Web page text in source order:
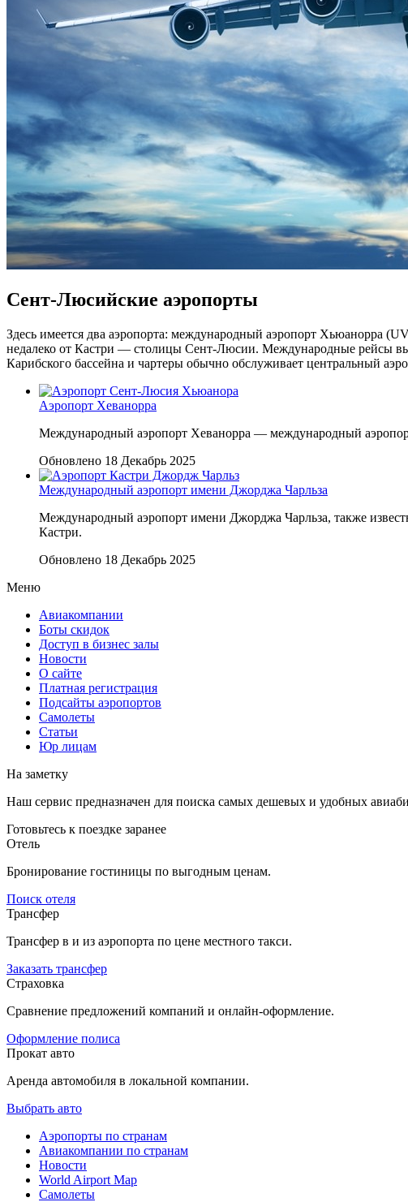
Сент-Люсийские аэропорты
Здесь имеется два аэропорта: международный аэропорт Хьюанорра
недалеко от Кастри — столицы Сент-Люсии. Международные рейсы
Карибского бассейна и чартеры обычно обслуживает центральный
Аэропорт Хеванорра
Международный аэропорт Хеванорра — международный
Обновлено 18 Декабрь 2025
Международный аэропорт имени Джорджа Чарльза
Международный аэропорт имени Джорджа Чарльза, также
Кастри.
Обновлено 18 Декабрь 2025
Меню
Авиакомпании
Боты скидок
Доступ в бизнес залы
Новости
О сайте
Платная регистрация
Подсайты аэропортов
Самолеты
Статьи
Юр лицам
На заметку
Наш сервис предназначен для поиска самых дешевых и удобных
Готовьтесь к поездке заранее
Отель
Бронирование гостиницы по выгодным ценам.
Поиск отеля
Трансфер
Трансфер в и из аэропорта по цене местного такси.
Заказать трансфер
Страховка
Сравнение предложений компаний и онлайн-оформление.
Оформление полиса
Прокат авто
Аренда автомобиля в локальной компании.
Выбрать авто
Аэропорты по странам
Авиакомпании по странам
Новости
World Airport Map
Самолеты